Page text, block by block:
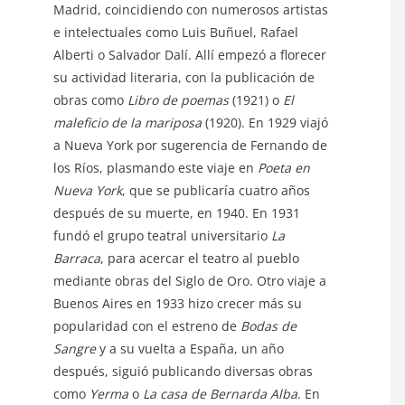
Madrid, coincidiendo con numerosos artistas
e intelectuales como Luis Buñuel, Rafael
Alberti o Salvador Dalí. Allí empezó a florecer
su actividad literaria, con la publicación de
obras como Libro de poemas(1921) o El
maleficio de la mariposa(1920). En 1929 viajó
a Nueva York por sugerencia de Fernando de
los Ríos, plasmando este viaje en Poeta en
Nueva York, que se publicaría cuatro años
después de su muerte, en 1940. En 1931
fundó el grupo teatral universitario La
Barraca, para acercar el teatro al pueblo
mediante obras del Siglo de Oro. Otro viaje a
Buenos Aires en 1933 hizo crecer más su
popularidad con el estreno de Bodas de
Sangrey a su vuelta a España, un año
después, siguió publicando diversas obras
como Yermao La casa de Bernarda Alba. En